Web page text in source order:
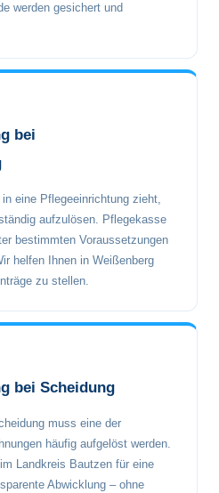
werden gesichert und
bei
eine Pflegeeinrichtung zieht,
aufzulösen. Pflegekasse
bestimmten Voraussetzungen
helfen Ihnen in Weißenberg
zu stellen.
bei Scheidung
muss eine der
häufig aufgelöst werden.
Landkreis Bautzen für eine
Abwicklung – ohne